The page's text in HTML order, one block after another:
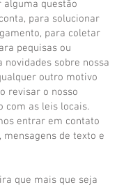
questão
para solucionar
para coletar
pequisas ou
novidades sobre nossa
outro motivo
revisar o nosso
com as leis locais.
entrar em contato
de texto e
que mais que seja